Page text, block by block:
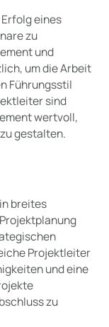
eines
zu
und
um die Arbeit
Führungsstil
sind
wertvoll,
gestalten.
breites
Projektleiter
und eine
zu